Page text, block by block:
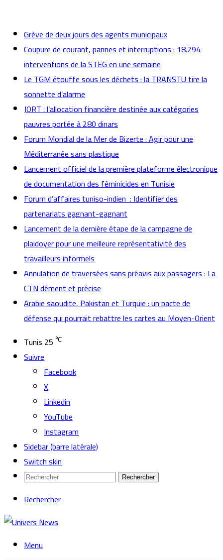
Grève de deux jours des agents municipaux
Coupure de courant, pannes et interruptions : 18.294
interventions de la STEG en une semaine
Le TGM étouffe sous les déchets : la TRANSTU tire la
sonnette d’alarme
JORT : l’allocation financière destinée aux catégories
pauvres portée à 280 dinars
Forum Mondial de la Mer de Bizerte : Agir pour une
Méditerranée sans plastique
Lancement officiel de la première plateforme électronique
de documentation des féminicides en Tunisie
Forum d’affaires tuniso-indien : Identifier des
partenariats gagnant-gagnant
Lancement de la dernière étape de la campagne de
plaidoyer pour une meilleure représentativité des
travailleurs informels
Annulation de traversées sans préavis aux passagers : La
CTN dément et précise
Arabie saoudite, Pakistan et Turquie : un pacte de
défense qui pourrait rebattre les cartes au Moyen-Orient
Tunis 25 ℃
Suivre
Facebook
X
Linkedin
YouTube
Instagram
Sidebar (barre latérale)
Switch skin
Rechercher
Rechercher
Menu